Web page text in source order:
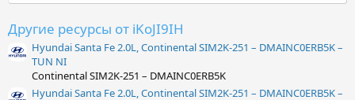
Другие ресурсы от iKoJI9IH
Hyundai Santa Fe 2.0L, Continental SIM2K-251 – DMAINC0ERB5K –
TUN NI
Continental SIM2K-251 – DMAINC0ERB5K
Hyundai Santa Fe 2.0L, Continental SIM2K-251 – DMAINC0ERB5K –